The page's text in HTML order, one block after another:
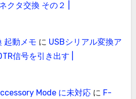
クタ交換 その２ |
起動メモ に USBシリアル変換ア
信号を引き出す |
Mode に未対応に F-